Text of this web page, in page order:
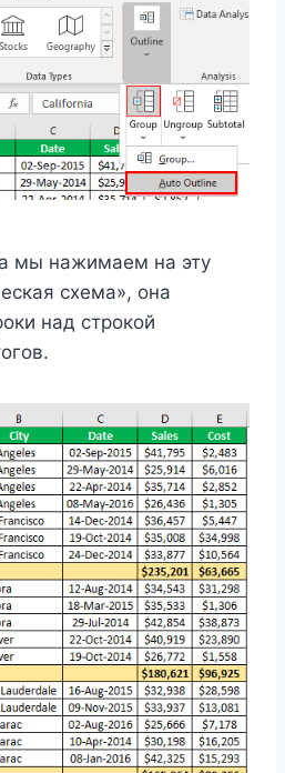
мы нажимаем на эту
схема», она
над строкой